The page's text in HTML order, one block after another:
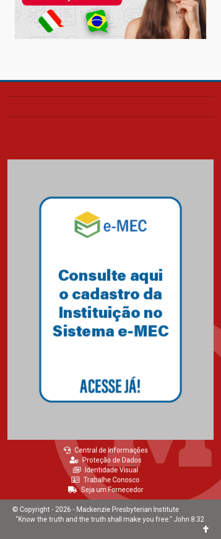
Central de Informações
Proteção de Dados
Identidade Visual
Trabalhe Conosco
Seja um Fornecedor
© Copyright - 2026 - Mackenzie Presbyterian Institute
"Know the truth and the truth shall make you free." John 8:32